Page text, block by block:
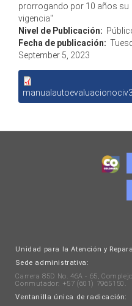
prorrogando por 10 años su
vigencia"
Nivel de Publicación:
Fecha de publicación:
September 5, 2023
Unidad para la Atención y
Sede administrativa:
Carrera 85D No. 46A - 65,
Conmutador: +57 (601) 7965150.
Ventanilla única de radicación: